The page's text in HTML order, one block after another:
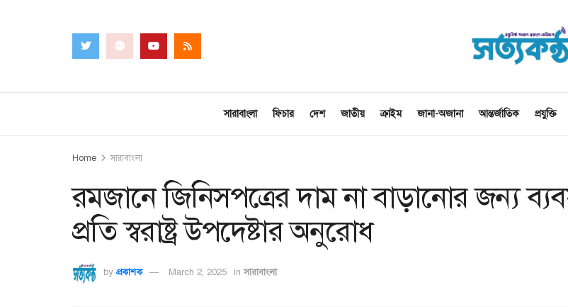
সারাবাংলা ফিচার দেশ জাতীয় ক্রাইম জানা-অজানা আন্তর্জাতিক প্রযুক্তি
Home সারাবাংলা
রমজানে জিনিসপত্রের দাম না বাড়ানোর জন্য
প্রতি স্বরাষ্ট্র উপদেষ্টার অনুরোধ
by প্রকাশক March 2, 2025 in সারাবাংলা